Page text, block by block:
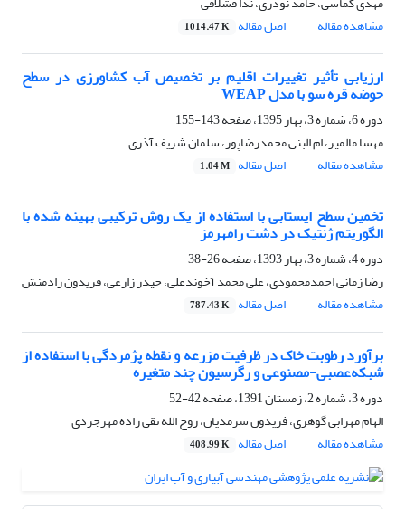
مشاهده مقاله
اصل مقاله 1014.47 K
ارزیابی تأثیر تغییرات اقلیم بر تخصیص آب کشاورزی در سطح
حوضه قره سو با مدل WEAP
دوره 6، شماره 3، بهار 1395، صفحه
143-155
مهسا مالمیر، ام البنی محمدرضاپور، سلمان شریف آذری
مشاهده مقاله
اصل مقاله 1.04 M
تخمین سطح ایستابی با استفاده از یک روش ترکیبی بهینه شده با
الگوریتم ژنتیک در دشت رامهرمز
دوره 4، شماره 3، بهار 1393، صفحه
26-38
رضا زمانی احمدمحمودی، علی محمد آخوندعلی، حیدر زارعی، فریدون رادمنش
مشاهده مقاله
اصل مقاله 787.43 K
برآورد رطوبت خاک در ظرفیت مزرعه و نقطه پژمردگی با استفاده از
شبکه‌عصبی-مصنوعی و رگرسیون چند ‌متغیره
دوره 3، شماره 2، زمستان 1391، صفحه
42-52
الهام مهرابی گوهری، فریدون سرمدیان، روح الله تقی زاده مهرجردی
مشاهده مقاله
اصل مقاله 408.99 K